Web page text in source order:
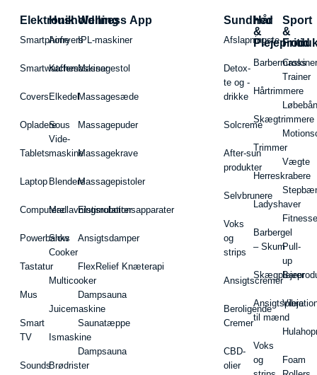
Elektronik
Smartphone
Smartwatches
Covers
Opladere
Tablets
Laptop
Computere
Powerbanks
Tastatur
Mus
Smart
TV
Sounds
Husholdning
Airfryers
Kaffemaskiner
Elkedel
Sous
Vide-
maskine
Blendere
Madlavningsrobotter
Slow
Cooker
Multicooker
Juicemaskine
Ismaskine
Brødrister
Wellness App
IPL-maskiner
Massagestol
Massagesæde
Massagepuder
Massagekrave
Massagepistoler
Elstimulationsapparater
Ansigtsdamper
FlexRelief Knæterapi
Dampsauna
Saunatæppe
Dampsauna
Sundhed
Afslapningste
Detox-
te og -
drikke
Solcreme
After-sun
produkter
Selvbrunere
Voks
og
strips
Ansigtscremer
Beroligende
Cremer
CBD-
olier
Hår
&
Hårtrimmere
Skægtrimmere
Trimmer
Herreskrabere
Ladyshaver
Barbergel
– Skum
Ansigtspleje
til mænd
Voks
og
Sport
&
Fritid
Cross
Trainer
Vægte
Pull-
up
Barer
Foam